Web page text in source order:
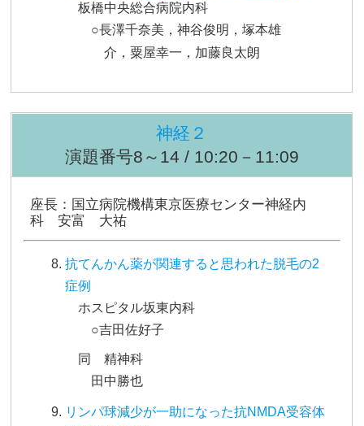
板橋中央総合病院内科
○長澤千奈美，神谷俊明，塚本雄
介，粟屋幸一，加藤良太朗
神経２
演題番号8～14 / 10:20－11:09
座長：国立病院機構東京医療センター神経内
科 安富 大祐
抗てんかん薬が関連すると思われた脱毛の2
症例
ホスピタル坂東内科
○吉田佐好子
同 精神科
田中勝也
リンパ球減少が一助になった抗NMDA受容体